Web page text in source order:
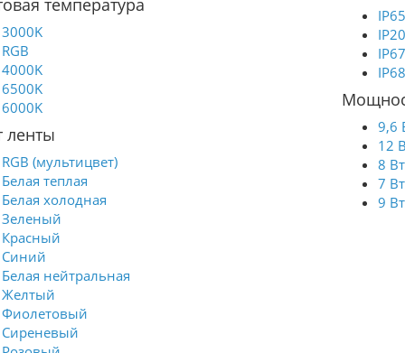
температура
3000K
RGB
4000K
6500K
6000K
ленты
RGB (мультицвет)
Белая теплая
Белая холодная
Зеленый
Красный
Синий
Белая нейтральная
Желтый
Фиолетовый
Сиреневый
IP65
IP20
IP67
IP68
9,6
12
8
7
9